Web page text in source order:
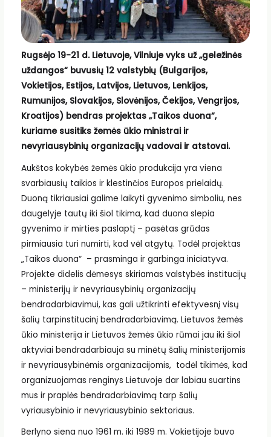
Rugsėjo 19-21 d. Lietuvoje, Vilniuje vyks už „geležinės
uždangos“ buvusių 12 valstybių (Bulgarijos,
Vokietijos, Estijos, Latvijos, Lietuvos, Lenkijos,
Rumunijos, Slovakijos, Slovėnijos, Čekijos, Vengrijos,
Kroatijos) bendras projektas „Taikos duona“,
kuriame susitiks žemės ūkio ministrai ir
nevyriausybinių organizacijų vadovai ir atstovai.
Aukštos kokybės žemės ūkio produkcija yra viena
svarbiausių taikios ir klestinčios Europos prielaidų.
Duoną tikriausiai galime laikyti gyvenimo simboliu, nes
daugelyje tautų iki šiol tikima, kad duona slepia
gyvenimo ir mirties paslaptį – pasėtas grūdas
pirmiausia turi numirti, kad vėl atgytų. Todėl projektas
„Taikos duona“ – prasminga ir garbinga iniciatyva.
Projekte didelis dėmesys skiriamas valstybės institucijų
– ministerijų ir nevyriausybinių organizacijų
bendradarbiavimui, kas gali užtikrinti efektyvesnį visų
šalių tarpinstitucinį bendradarbiavimą. Lietuvos žemės
ūkio ministerija ir Lietuvos žemės ūkio rūmai jau iki šiol
aktyviai bendradarbiauja su minėtų šalių ministerijomis
ir nevyriausybinėmis organizacijomis, todėl tikimės, kad
organizuojamas renginys Lietuvoje dar labiau suartins
mus ir praplės bendradarbiavimą tarp šalių
vyriausybinio ir nevyriausybinio sektoriaus.
Berlyno siena nuo 1961 m. iki 1989 m. Vokietijoje buvo